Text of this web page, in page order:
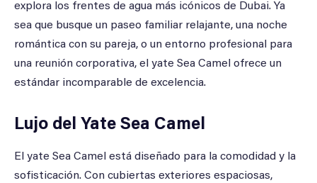
explora los frentes de agua más icónicos de Dubai. Ya
sea que busque un paseo familiar relajante, una noche
romántica con su pareja, o un entorno profesional para
una reunión corporativa, el yate Sea Camel ofrece un
estándar incomparable de excelencia.
Lujo del Yate Sea Camel
El yate Sea Camel está diseñado para la comodidad y la
sofisticación. Con cubiertas exteriores espaciosas,